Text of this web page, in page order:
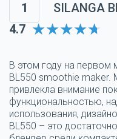
1
SILANGA
4.7
В этом году на первом
BL550 smoothie maker.
привлекла внимание
функциональностью,
использования,
BL550 – это